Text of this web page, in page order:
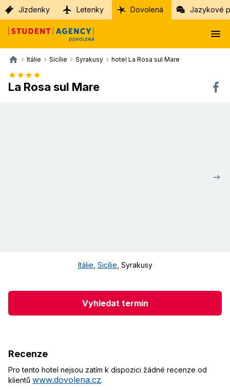
Jízdenky Letenky Dovolená Jazykové
Itálie Sicílie Syrakusy hotel La Rosa sul Mare
La Rosa sul Mare
Itálie Sicílie Syrakusy
Vyhledat termín
Recenze
Pro tento hotel nejsou zatím k dispozici žádné recenze od
klientů www.dovolena.cz.